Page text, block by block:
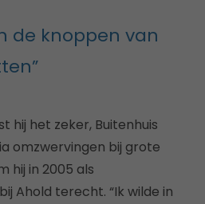
de knoppen van
hij het zeker, Buitenhuis
omzwervingen bij grote
hij in 2005 als
Ahold terecht. “Ik wilde in